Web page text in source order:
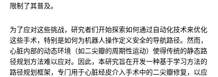
限制了其普及。
为了应对这些挑战，研究者们开始探索如何通过自动化技术来优化
这些手术，特别是如何为机器人操作定义安全的导航路径。然而，
心脏内部的动态环境（如二尖瓣的周期性运动）使得传统的静态路
径规划方法难以应对。因此，本研究旨在开发一种基于学习方法的
路径规划框架，专门用于心脏经皮介入手术中的二尖瓣修复，以应